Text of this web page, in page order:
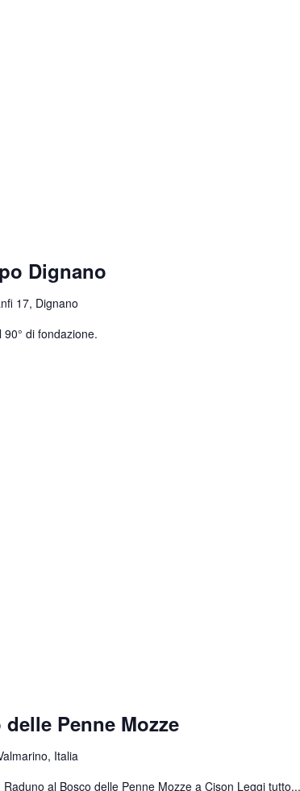
Dignano
17, Dignano
di fondazione.
Penne Mozze
Italia
al Bosco delle Penne Mozze a Cison Leggi tutto...